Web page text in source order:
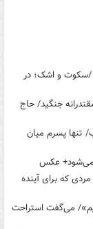
/سکوت و اشک؛ در
جنگید/ حاج
تنها پسرم میان
که برای آینده
می‌گفت استراحت